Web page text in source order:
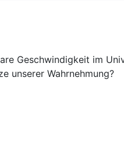
Geschwindigkeit im
unserer Wahrnehmung?